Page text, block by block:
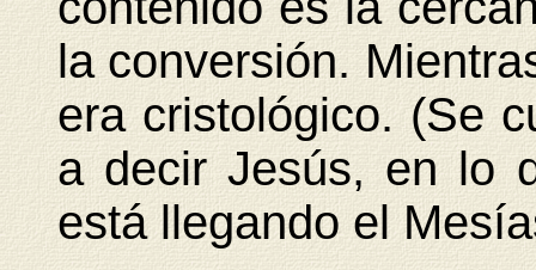
la conversión.
era cristológico. (Se
a decir Jesús, en lo
está llegando el